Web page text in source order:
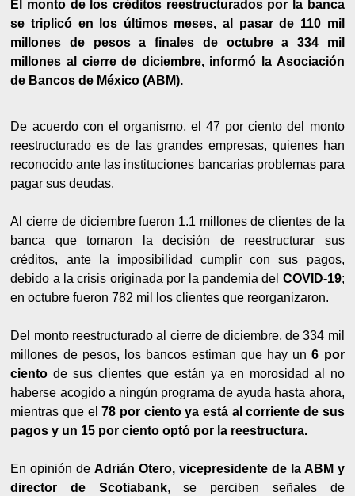
El monto de los créditos reestructurados por la banca
se triplicó en los últimos meses, al pasar de 110 mil
millones de pesos a finales de octubre a 334 mil
millones al cierre de diciembre, informó la Asociación
de Bancos de México (ABM).
De acuerdo con el organismo, el 47 por ciento del monto
reestructurado es de las grandes empresas, quienes han
reconocido ante las instituciones bancarias problemas para
pagar sus deudas.
Al cierre de diciembre fueron 1.1 millones de clientes de la
banca que tomaron la decisión de reestructurar sus
créditos, ante la imposibilidad cumplir con sus pagos,
debido a la crisis originada por la pandemia del COVID-19;
en octubre fueron 782 mil los clientes que reorganizaron.
Del monto reestructurado al cierre de diciembre, de 334 mil
millones de pesos, los bancos estiman que hay un 6 por
ciento de sus clientes que están ya en morosidad al no
haberse acogido a ningún programa de ayuda hasta ahora,
mientras que el 78 por ciento ya está al corriente de sus
pagos y un 15 por ciento optó por la reestructura.
En opinión deAdrián Otero, vicepresidente de la ABM y
director de Scotiabank, se perciben señales de